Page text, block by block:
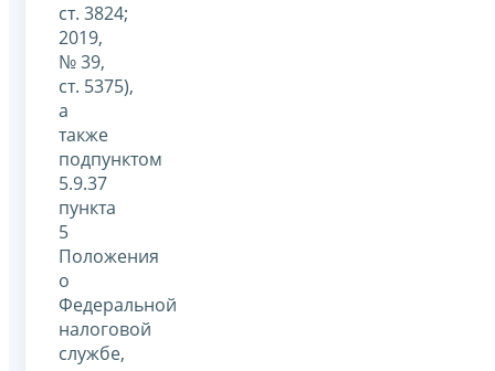
ст. 3824;
2019,
№ 39,
ст. 5375),
а
также
подпунктом
5.9.37
пункта
5
Положения
о
Федеральной
налоговой
службе,